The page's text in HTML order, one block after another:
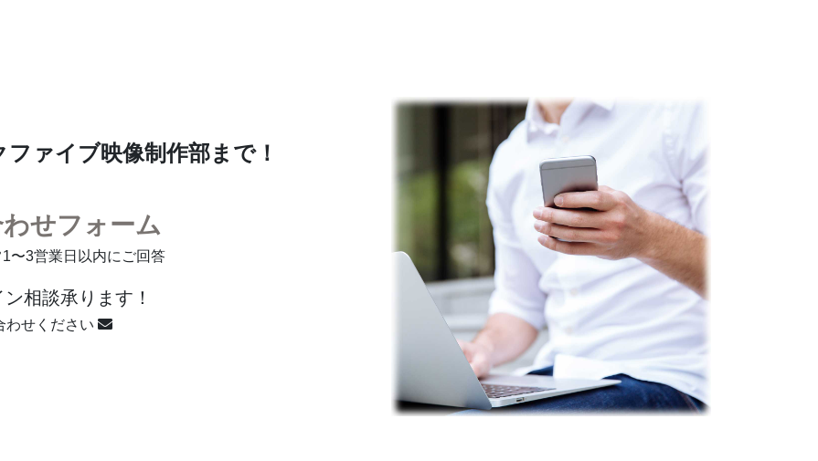
ファイブ映像制作部まで！
せフォーム
〜3営業日以内にご回答
相談承ります！
わせください